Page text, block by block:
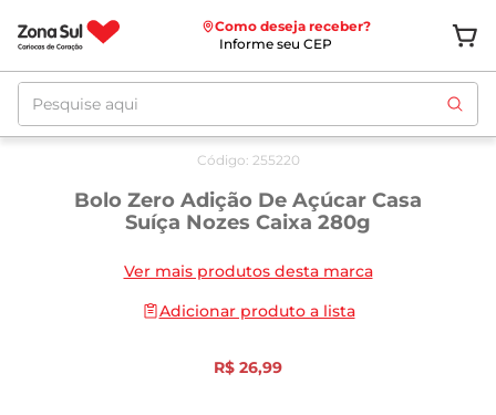
Como deseja receber?
Informe seu CEP
Pesquise aqui
Código: 255220
Bolo Zero Adição De Açúcar Casa
Suíça Nozes Caixa 280g
Ver mais produtos desta marca
Adicionar produto a lista
R$ 26,99